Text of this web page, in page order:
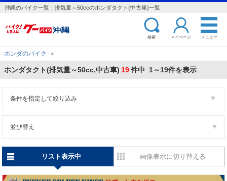
沖縄のバイク一覧：排気量～50ccのホンダタクト(中古車)一覧
検索 マイページ メニュー
ホンダのバイク ＞
ホンダタクト(排気量～50cc,中古車) 19件中 1～19件を表示
条件を指定して絞り込み
並び替え
リスト表示中 画像表示に切り替える